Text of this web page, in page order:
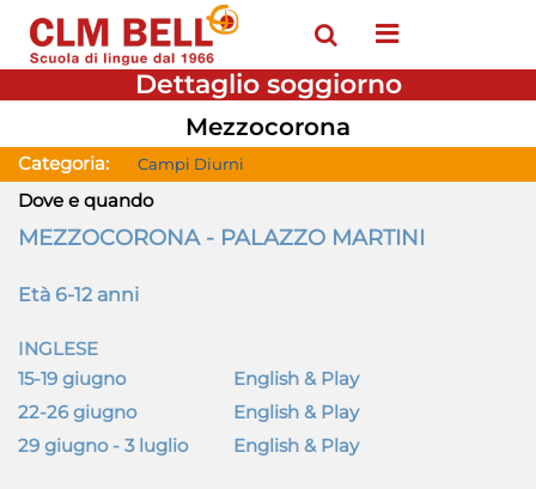
Open menu
Dettaglio soggiorno
Mezzocorona
Categoria: Campi Diurni
Dove e quando
MEZZOCORONA - PALAZZO MARTINI
Età 6-12 anni
INGLESE
15-19 giugno
English & Play
22-26 giugno
English & Play
29 giugno - 3 luglio
English & Play